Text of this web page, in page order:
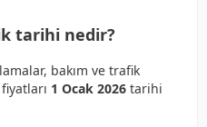
tarihi nedir?
bakım ve trafik
1 Ocak 2026 tarihi